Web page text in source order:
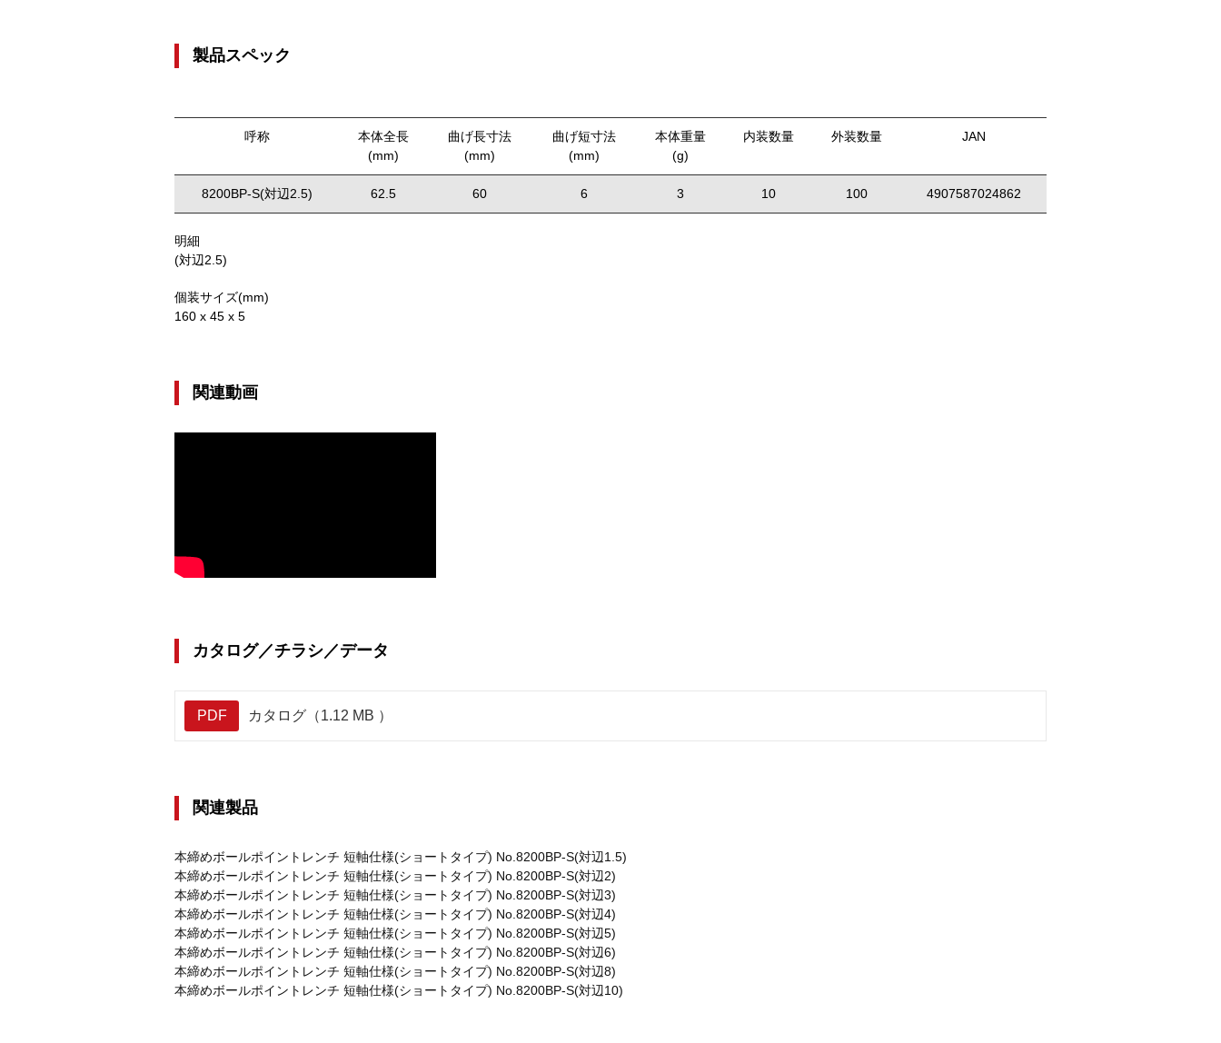
製品スペック
呼称
本体全長
(mm)
曲げ長寸法
(mm)
曲げ短寸法
(mm)
本体重量
(g)
内装数量 外装数量 JAN
8200BP-S(対辺2.5) 62.5 60 6 3 10 100 4907587024862
明細
(対辺2.5)
個装サイズ(mm)
160 x 45 x 5
関連動画
カタログ／チラシ／データ
PDF カタログ（1.12 MB ）
関連製品
本締めボールポイントレンチ 短軸仕様(ショートタイプ) No.8200BP-S(対辺1.5)
本締めボールポイントレンチ 短軸仕様(ショートタイプ) No.8200BP-S(対辺2)
本締めボールポイントレンチ 短軸仕様(ショートタイプ) No.8200BP-S(対辺3)
本締めボールポイントレンチ 短軸仕様(ショートタイプ) No.8200BP-S(対辺4)
本締めボールポイントレンチ 短軸仕様(ショートタイプ) No.8200BP-S(対辺5)
本締めボールポイントレンチ 短軸仕様(ショートタイプ) No.8200BP-S(対辺6)
本締めボールポイントレンチ 短軸仕様(ショートタイプ) No.8200BP-S(対辺8)
本締めボールポイントレンチ 短軸仕様(ショートタイプ) No.8200BP-S(対辺10)